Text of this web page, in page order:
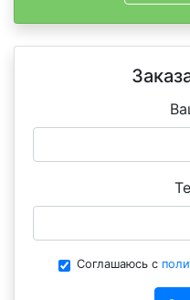
Соглашаюсь с